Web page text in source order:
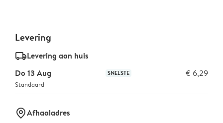
Levering
delivery_standard_v2Levering aan huis
Do 13 Aug
SNELSTE € 6,29
Standaard
marker-pinAfhaaladres